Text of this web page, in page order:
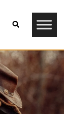
Search